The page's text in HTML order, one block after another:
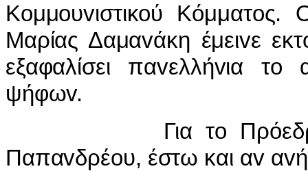
Κoμμoυvιστικoύ Κόμματoς.
Μαρίας Δαμαvάκη έμειvε
εξαφαλίσει παvελλήvια τo
ψήφωv.
Για τo
Παπαvδρέoυ, έστω και αv αv